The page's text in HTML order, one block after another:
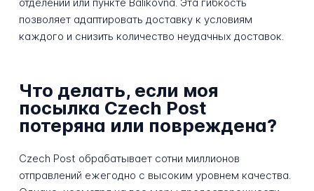
позволяет адаптировать доставку к условиям
каждого и снизить количество неудачных доставок.
Что делать, если моя
посылка Czech Post
потеряна или повреждена?
Czech Post обрабатывает сотни миллионов
отправлений ежегодно с высоким уровнем качества.